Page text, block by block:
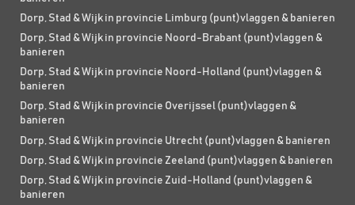
Dorp, Stad & Wijk in provincie Limburg (punt)vlaggen & banieren
Dorp, Stad & Wijk in provincie Noord-Brabant (punt)vlaggen &
banieren
Dorp, Stad & Wijk in provincie Noord-Holland (punt)vlaggen &
banieren
Dorp, Stad & Wijk in provincie Overijssel (punt)vlaggen &
banieren
Dorp, Stad & Wijk in provincie Utrecht (punt)vlaggen & banieren
Dorp, Stad & Wijk in provincie Zeeland (punt)vlaggen & banieren
Dorp, Stad & Wijk in provincie Zuid-Holland (punt)vlaggen &
banieren